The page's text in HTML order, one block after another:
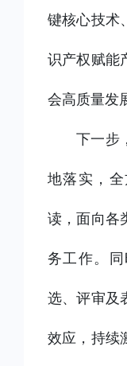
键核心技术
识产权赋能
会高质量发
下一步
地落实，
读，面向各
务工作。
选、评审及
效应，持续